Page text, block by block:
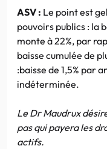
ASV : Le point est
pouvoirs publics : la
monte à 22%, par
baisse cumulée de
:baisse de 1,5% par
indéterminée.
Le Dr Maudrux
pas qui payera les
actifs.